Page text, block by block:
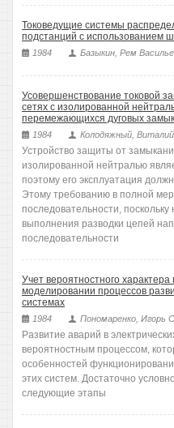
Токоведущие системы
подстанций с использованием
1984 Базыкин, Рем
Усовершенствование токовой
сетях с изолированной
перемежающихся дуговых
1984 Колодяжный,
Устройство защиты от
изолированной нейтралью
поэтому его эксплуатация
Этому требованию в полной
последовательности,
выполнения разводки цепей
последовательности
Учет вероятностного
моделировании процессов
системах
1984 Пономаренко, Игорь
Развитие аварий в
вероятностным процессом,
особенностей
этих систем. Достаточно
следующие этапы